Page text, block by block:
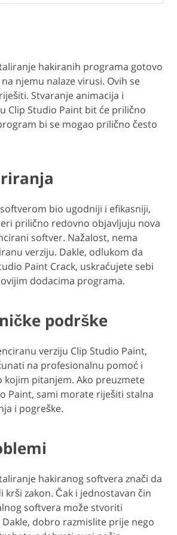
hakiranih programa gotovo
njemu nalaze virusi. Ovih se
Stvaranje animacija i
Clip Studio Paint bit će prilično
bi se mogao prilično često
bio ugodniji i efikasniji,
prilično redovno objavljuju nova
softver. Nažalost, nema
verziju. Dakle, odlukom da
Paint Crack, uskraćujete sebi
dodacima programa.
podrške
verziju Clip Studio Paint,
na profesionalnu pomoć i
kojim pitanjem. Ako preuzmete
Paint, sami morate riješiti stalna
i pogreške.
hakiranog softvera znači da
krši zakon. Čak i jednostavan čin
softvera može stvoriti
dobro razmislite prije nego